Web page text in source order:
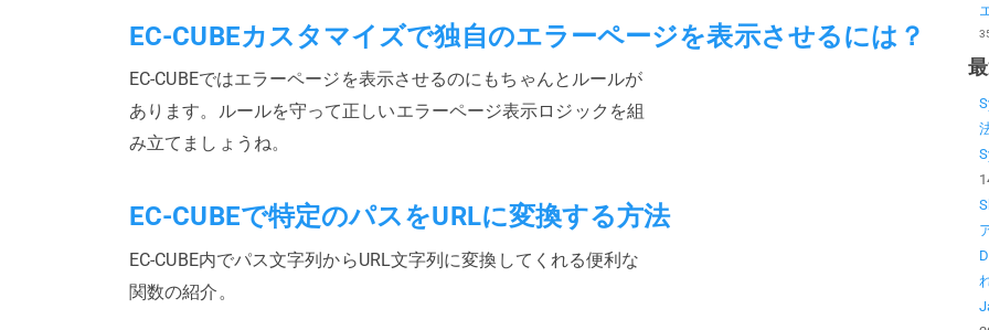
EC-CUBEカスタマイズで独自のエラーページを表示させるには？
EC-CUBEではエラーページを表示させるのにもちゃんとルールが
あります。ルールを守って正しいエラーページ表示ロジックを組
み立てましょうね。
EC-CUBEで特定のパスをURLに変換する方法
EC-CUBE内でパス文字列からURL文字列に変換してくれる便利な
関数の紹介。